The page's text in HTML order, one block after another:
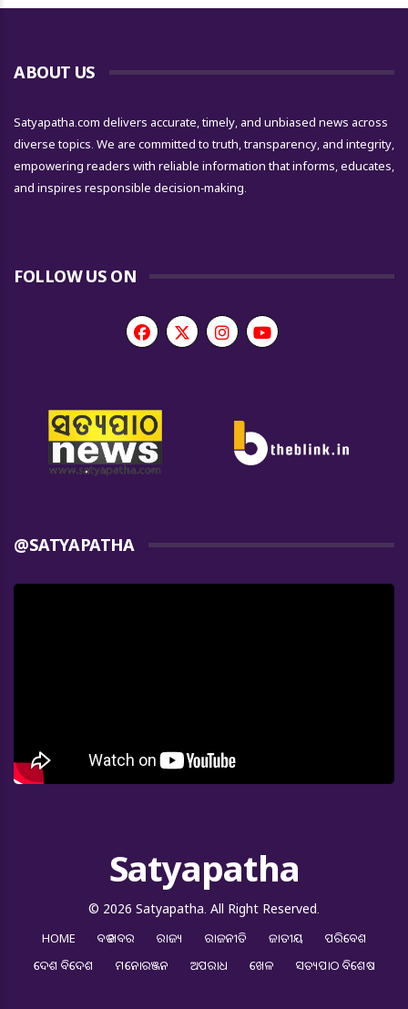
ABOUT US
Satyapatha.com delivers accurate, timely, and unbiased news across
diverse topics. We are committed to truth, transparency, and integrity,
empowering readers with reliable information that informs, educates,
and inspires responsible decision-making.
FOLLOW US ON
@SATYAPATHA
Satyapatha
© 2026 Satyapatha. All Right Reserved.
HOME ବଡ ଖବର ରାଜ୍ୟ ରାଜନୀତି ଜାତୀୟ
ପରିବେଶ
ଦେଶ ବିଦେଶ
ମନୋରଞ୍ଜନ ଅପରାଧ ଖେଳ ସତ୍ୟପାଠ ବିଶେଷ